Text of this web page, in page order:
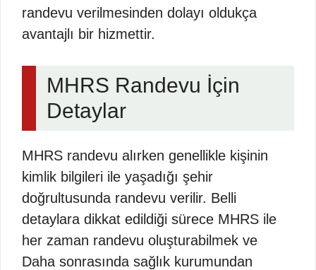
randevu verilmesinden dolayı oldukça
avantajlı bir hizmettir.
MHRS Randevu İçin
Detaylar
MHRS randevu alırken genellikle kişinin
kimlik bilgileri ile yaşadığı şehir
doğrultusunda randevu verilir. Belli
detaylara dikkat edildiği sürece MHRS ile
her zaman randevu oluşturabilmek ve
Daha sonrasında sağlık kurumundan